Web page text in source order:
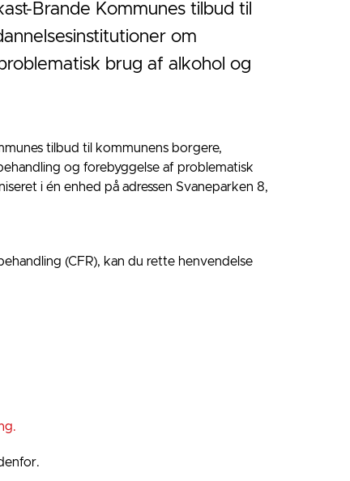
Brande Kommunes tilbud til
om
brug af alkohol og
tilbud til kommunens borgere,
og forebyggelse af problematisk
i én enhed på adressen Svaneparken 8,
(CFR), kan du rette henvendelse